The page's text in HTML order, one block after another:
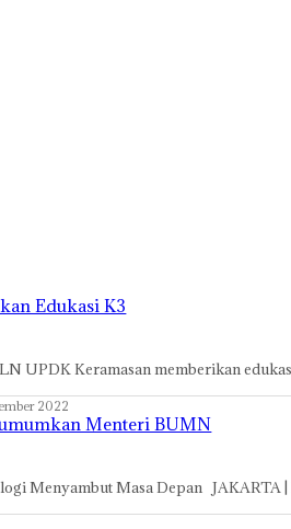
Edukasi K3
UPDK Keramasan memberikan
2022
Menteri BUMN
Menyambut Masa Depan JAKARTA